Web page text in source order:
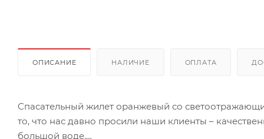
ОПИСАНИЕ НАЛИЧИЕ ОПЛАТА
Спасательный жилет оранжевый со
то, что нас давно просили наши клиенты –
большой воде.